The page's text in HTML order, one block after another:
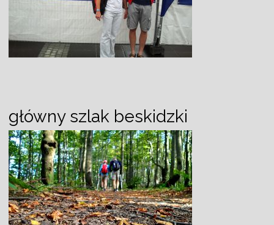
główny szlak beskidzki